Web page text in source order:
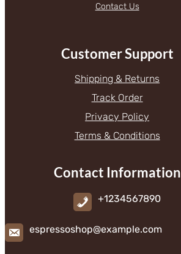
Contact Us
Customer Support
Shipping & Returns
Track Order
Privacy Policy
Terms & Conditions
Contact Information
+1234567890
espressoshop@example.com